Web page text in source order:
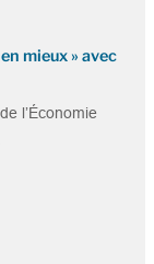
mieux » avec
l’Économie